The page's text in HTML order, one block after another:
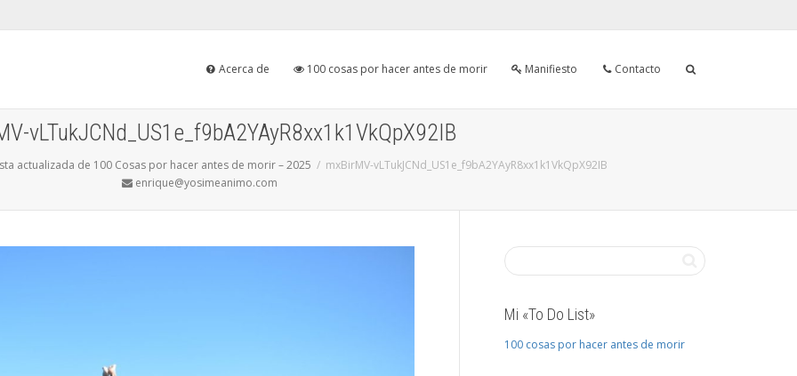
Acerca de 100 cosas por hacer antes de morir Manifiesto Contacto
vLTukJCNd_US1e_f9bA2YAyR8xx1k1VkQpX92IB
actualizada de 100 Cosas por hacer antes de morir – 2025
mxBirMV-vLTukJCNd_US1e_f9bA2YAyR8xx1k1VkQpX92IB
enrique@yosimeanimo.com
Mi «To Do List»
100 cosas por hacer antes de morir